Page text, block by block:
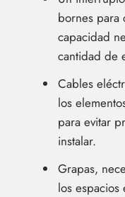
bornes para
capacidad
cantidad de
Cables
los
para evitar
instalar.
Grapas,
los espacios